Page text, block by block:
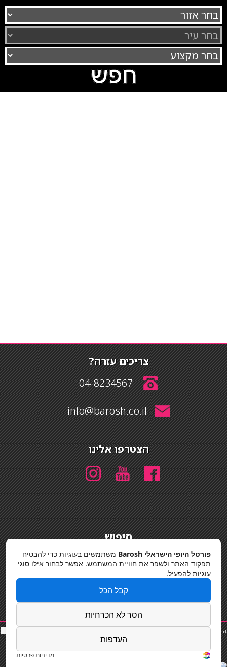
צריכים עזרה?
04-8234567
info@barosh.co.il
הצטרפו אלינו
חיפוש
מדיניות פרטיות
החלקות שיער |כ
סאות
פאות|קורס בניית ציפורניים
Designed byBarosh 2020
פורטל היופי הישראלי Barosh
משתמשים בעוגיות כדי להבטיח
תפקוד האתר ולשפר את חוויית המשתמש. אפשר לבחור אילו סוגי
עוגיות להפעיל.
קבל הכל
הסר לא הכרחיות
העדפות
מדיניות פרטיות